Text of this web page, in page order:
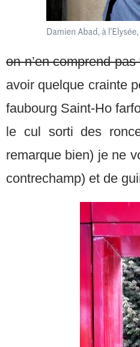
on n’en comprend
avoir quelque crainte
faubourg Saint-Ho
le cul sorti des
remarque bien) je ne
contrechamp) et de